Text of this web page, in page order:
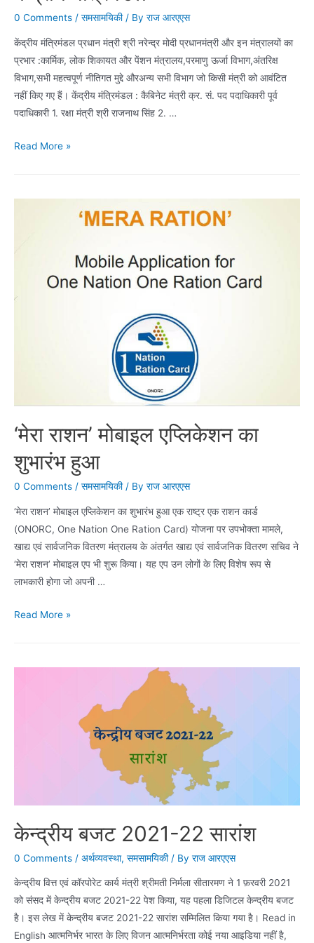
0 Comments / समसामयिकी/ By राज आरएएस
केंद्रीय मंत्रिमंडल प्रधान मंत्री श्री नरेन्‍द्र मोदी प्रधानमंत्री और इन मंत्रालयों का
प्रभार :कार्मिक, लोक शिकायत और पेंशन मंत्रालय,परमाणु ऊर्जा विभाग,अंतरिक्ष
विभाग,सभी महत्वपूर्ण नीतिगत मुद्दे औरअन्य सभी विभाग जो किसी मंत्री को आवंटित
नहीं किए गए हैं। केंद्रीय मंत्रिमंडल : कैबिनेट मंत्री क्र. सं. पद पदाधिकारी पूर्व
पदाधिकारी 1. रक्षा मंत्री श्री राजनाथ सिंह 2. …
केंद्रीय
Read More »
‘मेरा राशन’ मोबाइल एप्लिकेशन का
शुभारंभ हुआ
0 Comments / समसामयिकी/ By राज आरएएस
‘मेरा राशन’ मोबाइल एप्लिकेशन का शुभारंभ हुआ एक राष्ट्र एक राशन कार्ड
(ONORC, One Nation One Ration Card) योजना पर उपभोक्ता मामले,
खाद्य एवं सार्वजनिक वितरण मंत्रालय के अंतर्गत खाद्य एवं सार्वजनिक वितरण सचिव ने
‘मेरा राशन’ मोबाइल एप भी शुरू किया। यह एप उन लोगों के लिए विशेष रूप से
लाभकारी होगा जो अपनी …
‘मेरा
एप्लिकेशन
Read More »
केन्द्रीय बजट 2021-22 सारांश
0 Comments / अर्थव्यवस्था, समसामयिकी/ By राज आरएएस
केन्‍द्रीय वित्त एवं कॉरपोरेट कार्य मंत्री श्रीमती निर्मला सीतारमण ने 1 फ़रवरी 2021
को संसद में केन्‍द्रीय बजट 2021-22 पेश किया, यह पहला डिजिटल केन्‍द्रीय बजट
है। इस लेख में केन्‍द्रीय बजट 2021-22 सारांश सम्मिलित किया गया है। Read in
English आत्‍मनिर्भर भारत के लिए विजन आत्‍मनिर्भरता कोई नया आइडिया नहीं है,